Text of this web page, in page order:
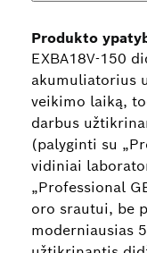
Produkto
EXBA18V-150
akumuliatorius
veikimo laiką,
darbus
(palyginti su
vidiniai
„Professional
oro srautui, be
moderniausias